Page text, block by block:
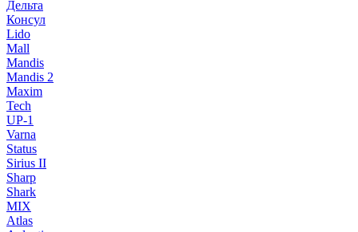
Дельта
Консул
Lido
Mall
Mandis
Mandis 2
Maxim
Tech
UP-1
Varna
Status
Sirius II
Sharp
Shark
MIX
Atlas